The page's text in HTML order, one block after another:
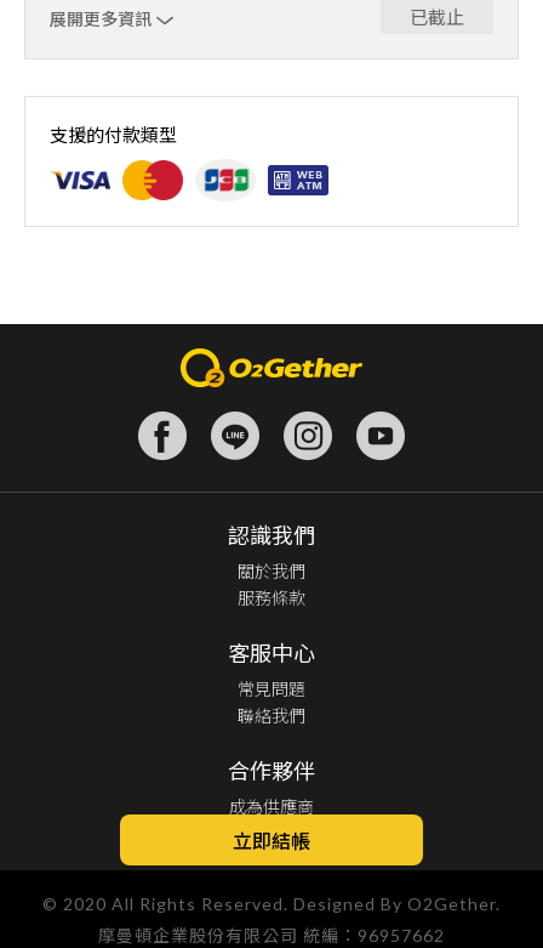
展開更多資訊
已截止
1位代表報名即可。適用期間2026/3/16～2026/5/6。課程
支援的付款類型
立即結帳
認識我們
關於我們
服務條款
客服中心
常見問題
聯絡我們
合作夥伴
成為供應商
供應商登入
© 2020 All Rights Reserved. Designed By O2Gether.
摩曼頓企業股份有限公司 統編：96957662